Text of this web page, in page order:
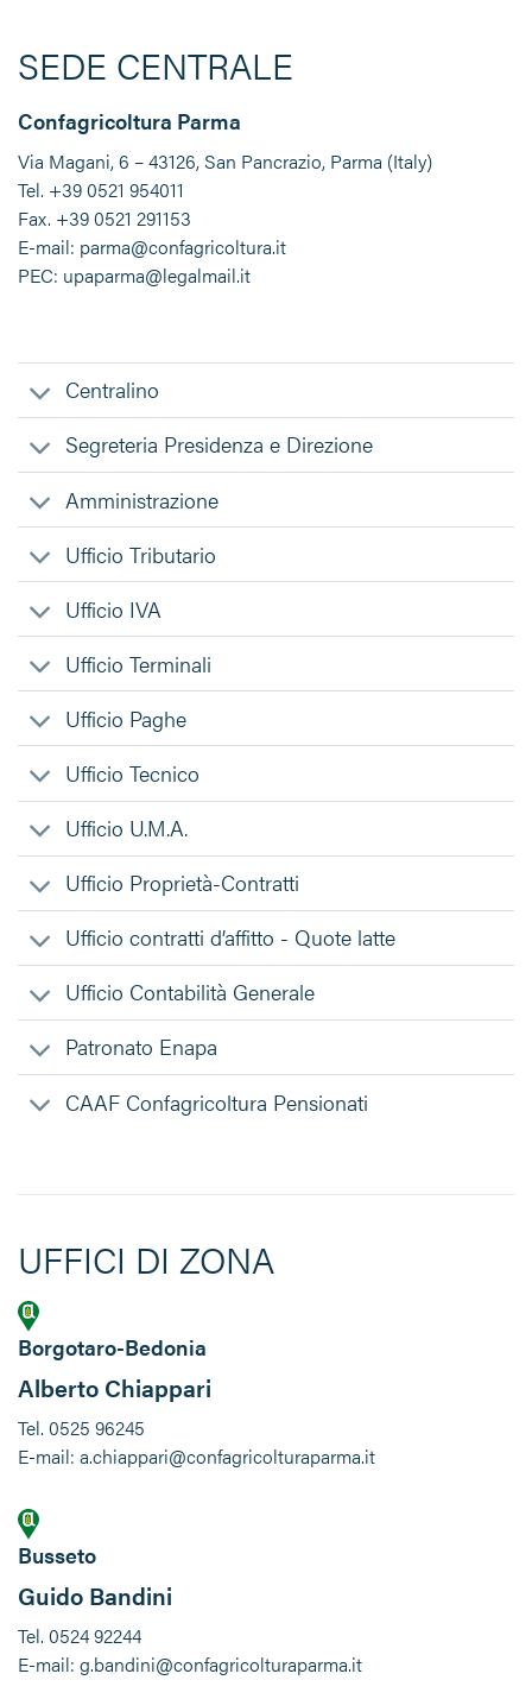
SEDE CENTRALE
Confagricoltura Parma
Via Magani, 6 – 43126, San Pancrazio, Parma (Italy)
Tel. +39 0521 954011
Fax. +39 0521 291153
E-mail: parma@confagricoltura.it
PEC: upaparma@legalmail.it
Centralino
Segreteria Presidenza e Direzione
Amministrazione
Ufficio Tributario
Ufficio IVA
Ufficio Terminali
Ufficio Paghe
Ufficio Tecnico
Ufficio U.M.A.
Ufficio Proprietà-Contratti
Ufficio contratti d’affitto - Quote latte
Ufficio Contabilità Generale
Patronato Enapa
CAAF Confagricoltura Pensionati
UFFICI DI ZONA
Borgotaro-Bedonia
Alberto Chiappari
Tel. 0525 96245
E-mail: a.chiappari@confagricolturaparma.it
Busseto
Guido Bandini
Tel. 0524 92244
E-mail: g.bandini@confagricolturaparma.it